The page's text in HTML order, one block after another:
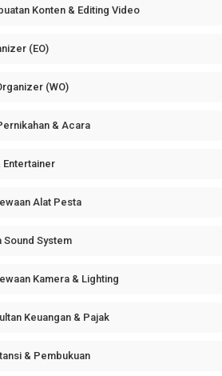
Konten & Editing Video
(EO)
(WO)
& Acara
Entertainer
Alat Pesta
Sound System
Kamera & Lighting
Keuangan & Pajak
& Pembukuan